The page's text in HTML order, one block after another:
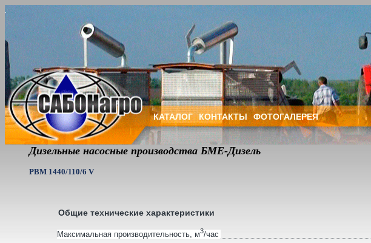
Дизельные насосные производства БМЕ-Дизель
КАТАЛОГ КОНТАКТЫ ФОТОГАЛЕРЕЯ
PBM 1440/110/6 V
Общие технические характеристики
Максимальная производительность, м3/час